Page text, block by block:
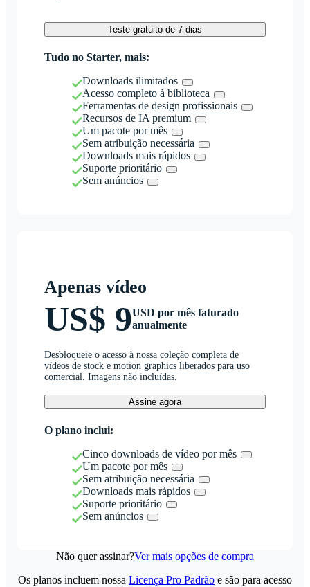
Teste gratuito de 7 dias
Tudo no Starter, mais:
Downloads ilimitados
Acesso completo à biblioteca
Ferramentas de design profissionais
Recursos de IA premium
Um pacote por mês
Sem atribuição necessária
Downloads mais rápidos
Suporte prioritário
Sem anúncios
Apenas vídeo
US$ 9USD por mês faturado
anualmente
Desbloqueie o acesso à nossa coleção completa de
vídeos de stock e motion graphics liberados para uso
comercial. Imagens não incluídas.
Assine agora
O plano inclui:
Cinco downloads de vídeo por mês
Um pacote por mês
Sem atribuição necessária
Downloads mais rápidos
Suporte prioritário
Sem anúncios
Não quer assinar?Ver mais opções de compra
Os planos incluem nossa Licença Pro Padrão e são para acesso